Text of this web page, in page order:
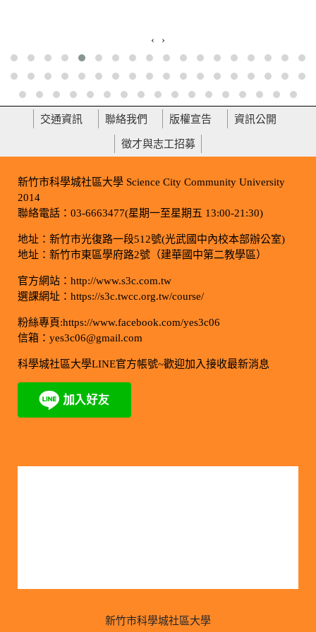
‹ ›
交通資訊 聯絡我們 版權宣告 資訊公開
徵才與志工招募
新竹市科學城社區大學 Science City Community University
2014
聯絡電話：03-6663477(星期一至星期五 13:00-21:30)
地址：新竹市光復路一段512號(光武國中內校本部辦公室)
地址：新竹市東區學府路2號（建華國中第二教學區）
官方網站：http://www.s3c.com.tw
選課網址：https://s3c.twcc.org.tw/course/
粉絲專頁:https://www.facebook.com/yes3c06
信箱：yes3c06@gmail.com
科學城社區大學LINE官方帳號~歡迎加入接收最新消息
新竹市科學城社區大學